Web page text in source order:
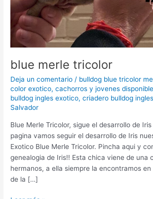
blue merle tricolor
Deja un comentario / bulldog blue tricolor
color exotico,cachorros y jovenes
bulldog ingles exotico,criadero bulldog
Salvador
Blue Merle Tricolor, sigue el desarrollo de Iris
pagina vamos seguir el desarrollo de Iris
Exotico Blue Merle Tricolor. Pincha aqui y
genealogia de Iris!! Esta chica viene de una
hermanos, a ella siempre la encontramos
de la […]